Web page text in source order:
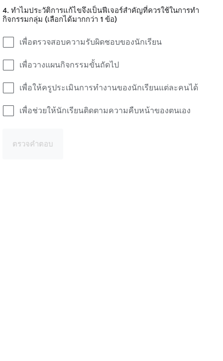
4. ทำไมประวัติการแก้ไขจึงเป็นฟีเจอร์สำคัญที่ควรใช้ในการทำ
กิจกรรมกลุ่ม (เลือกได้มากกว่า 1 ข้อ)
เพื่อตรวจสอบความรับผิดชอบของนักเรียน
เพื่อวางแผนกิจกรรมขั้นถัดไป
เพื่อให้ครูประเมินการทำงานของนักเรียนแต่ละคนได้
เพื่อช่วยให้นักเรียนติดตามความคืบหน้าของตนเอง
ตรวจคำตอบ